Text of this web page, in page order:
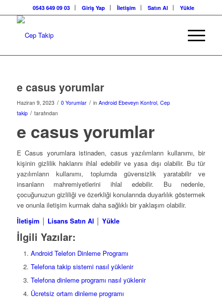
0543 649 09 03 Giriş Yap İletişim Satın Al Yükle
e casus yorumlar
Haziran 9, 2023 / 0 Yorumlar / in Android Ebeveyn Kontrol, Cep
takip / tarafından
e casus yorumlar
E Casus yorumlara istinaden, casus yazılımların kullanımı, bir
kişinin gizlilik haklarını ihlal edebilir ve yasa dışı olabilir. Bu tür
yazılımların kullanımı, toplumda güvensizlik yaratabilir ve
insanların mahremiyetlerini ihlal edebilir. Bu nedenle,
çocuğunuzun gizliliği ve özerkliği konularında duyarlılık göstermek
ve onunla iletişim kurmak daha sağlıklı bir yaklaşım olabilir.
İletişim │ Lisans Satın Al │ Yükle
İlgili Yazılar:
Android Telefon Dinleme Programı
Telefona takip sistemi nasıl yüklenir
Telefona dinleme programı nasıl yüklenir
Ücretsiz ortam dinleme programı